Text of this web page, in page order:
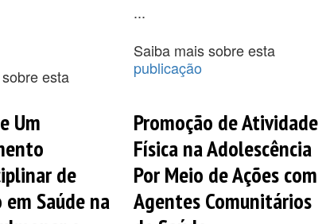
esta
...
Saiba mais sobre esta
publicação
Um
de
em Saúde na
Promoção de Atividade
Física na Adolescência
Por Meio de Ações com
Agentes Comunitários